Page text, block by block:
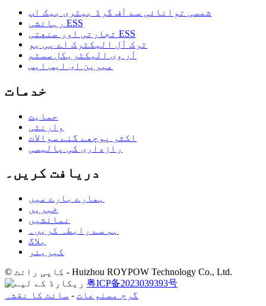
شمسی توانائی سے آف گرڈ بیٹری بیک اپ
رہائشی ESS
تجارتی اور صنعتی ESS
ٹرک آل الیکٹرک اے پی یو
آر وی الیکٹریکل سسٹم
میرین ای ایس ایس
خدمات
حمایت
وارنٹی
اکثر پوچھے گئے سوالات
رازداری کی پالیسی
دریافت کریں۔
ہمارے بارے میں
خبریں
نمائشیں
ہم سے رابطہ کریں۔
بلاگ
کیریئر
© کاپی رائٹ - Huizhou ROYPOW Technology Co., Ltd.
粤ICP备2023039393号
گرم مصنوعات - سائٹ کا نقشہ